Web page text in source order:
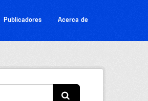
Publicadores Acerca de